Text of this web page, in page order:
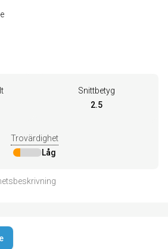
Snittbetyg
2.5
Trovärdighet
Låg